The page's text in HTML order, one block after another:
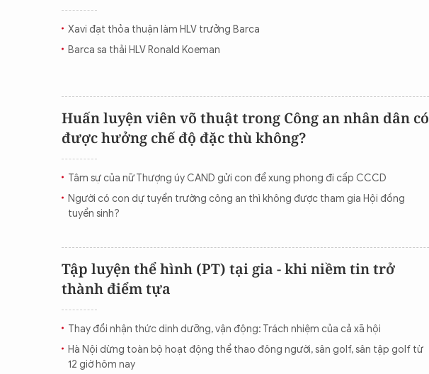
CON ĐƯỜNG KHỞI NGHIỆP
Xavi đạt thỏa thuận làm HLV trưởng Barca
Barca sa thải HLV Ronald Koeman
Huấn luyện viên võ thuật trong Công an nhân dân có
được hưởng chế độ đặc thù không?
Tâm sự của nữ Thượng úy CAND gửi con để xung phong đi cấp CCCD
Người có con dự tuyển trường công an thì không được tham gia Hội đồng
tuyển sinh?
Tập luyện thể hình (PT) tại gia - khi niềm tin trở
thành điểm tựa
Thay đổi nhận thức dinh dưỡng, vận động: Trách nhiệm của cả xã hội
Hà Nội dừng toàn bộ hoạt động thể thao đông người, sân golf, sân tập golf từ
12 giờ hôm nay